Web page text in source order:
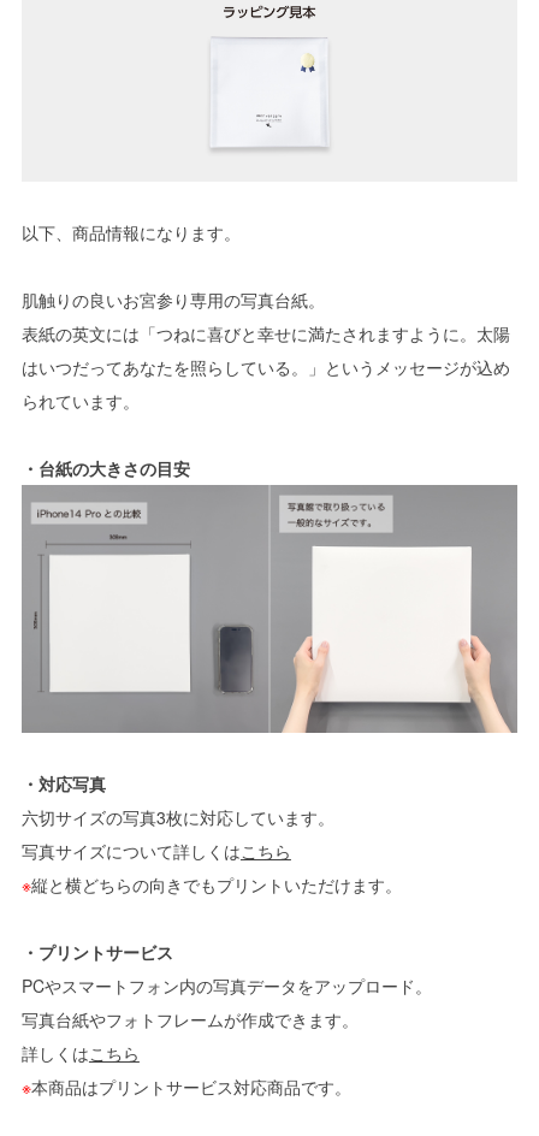
以下、商品情報になります。
肌触りの良いお宮参り専用の写真台紙。
表紙の英文には「つねに喜びと幸せに満たされますように。太陽
はいつだってあなたを照らしている。」というメッセージが込め
られています。
・台紙の大きさの目安
・対応写真
六切サイズの写真3枚に対応しています。
写真サイズについて詳しくはこちら
※縦と横どちらの向きでもプリントいただけます。
・プリントサービス
PCやスマートフォン内の写真データをアップロード。
写真台紙やフォトフレームが作成できます。
詳しくはこちら
※本商品はプリントサービス対応商品です。